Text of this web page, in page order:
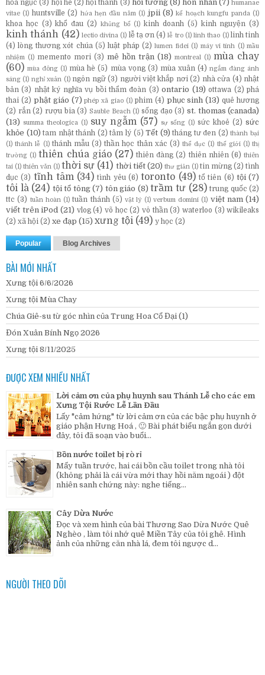
hỏa ngục (3) hội hè (2) hội thánh (3) hồi tưởng (8) hôn nhân (7) humanae
vitae (1) huntsville (2) hứa hẹn đầu năm (1) jpii (8) kế hoạch kungfu panda (1)
khoa học (3) khổ đau (2) khủng bố (1) kinh doanh (5) kinh nguyện (3)
kinh thánh (42) lectio divina (1) lễ tạ ơn (4) lễ tro (1) linh thao (1) linh tinh
(4) lòng thương xót chúa (5) luật pháp (2) lumen fidei (1) máy vi tính (1) mầu
nhiệm (1) memento mori (3) mê hồn trận (18) montreal (1) mùa chay
(60) mùa đông (1) mùa hè (5) mùa vọng (3) mùa xuân (4) ngắm đàng ánh
sáng (1) nghỉ xuân (1) ngôn ngữ (3) người việt khắp nơi (2) nhà cửa (4) nhật
bản (3) nhật ký nghĩa vụ bồi thẩm đoàn (3) ontario (19) ottawa (2) phá
thai (2) phật giáo (7) phép xã giao (1) phim (4) phục sinh (13) quê hương
(2) rắn (2) rượu bia (3) Sauble Beach (1) sống đạo (3) st. thomas (canada)
(13)
summa theologica (1) suy ngẫm (57) sự sống (1) sức khoẻ (2) sức
khỏe (10) tam nhật thánh (2) tâm lý (5) Tết (9) tháng tư đen (2) thành bại
(1) thánh lễ (1) thánh mẫu (3) thần học thân xác (3) thể dục (1) thế giới (1) thị
trường (1) thiên chúa giáo (27) thiên đàng (2) thiên nhiên (6) thiên
tai (1) thiên văn (1) thời sự (41) thời tiết (20) thư giản (1) tin mừng (2) tình
dục (3) tĩnh tâm (34) tình yêu (6) toronto (49) tổ tiên (6) tội (7)
tôi là (24) tội tổ tông (7) tôn giáo (8) trầm tư (28) trung quốc (2)
ttc (3) tuần hoàn (1) tuần thánh (5) vật lý (1) verbum domini (1) việt nam (14)
viết trên iPod (21) vlog (4) võ học (2) vô thần (3) waterloo (3) wikileaks
(2) xã hội (2) xe đạp (15) xưng tội (49) y học (2)
Popular Blog Archives
BÀI MỚI NHẤT
Xưng tội 6/6/2026
Xưng tội Mùa Chay
Chúa Giê-su từ góc nhìn của Trung Hoa Cổ Đại (1)
Đón Xuân Bính Ngọ 2026
Xưng tội 8/11/2025
ĐƯỢC XEM NHIỀU NHẤT
Lời cảm ơn của phụ huynh sau Thánh Lễ cho các em
Xưng Tội Rước Lễ Lần Đầu
Lấy "cảm hứng" từ lời cảm ơn của các bậc phụ huynh ở
giáo phận Hưng Hoá , 🙂 Bài phát biểu ngắn gọn dưới
đây, tôi đã soạn vào buổi...
Bồn nước toilet bị rò rỉ
Mấy tuần trước, hai cái bồn cầu toilet trong nhà tôi
(không phải là cái vừa mới thay hồi năm ngoái ) đột
nhiên sanh chứng này: nghe tiếng...
Cây Dừa Nước
Đọc và xem hình của bài Thương Sao Dừa Nước Quê
Nghèo , làm tôi nhớ quê Miền Tây của tôi ghê. Hình
ảnh của những căn nhà lá, đem tôi ngược d...
NGƯỜI THEO DÕI